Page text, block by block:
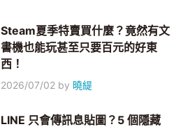
Steam夏季特賣買什麼？竟然有文
書機也能玩甚至只要百元的好東
西！
2026/07/02 by 曉緹
LINE 只會傳訊息貼圖？5 個隱藏